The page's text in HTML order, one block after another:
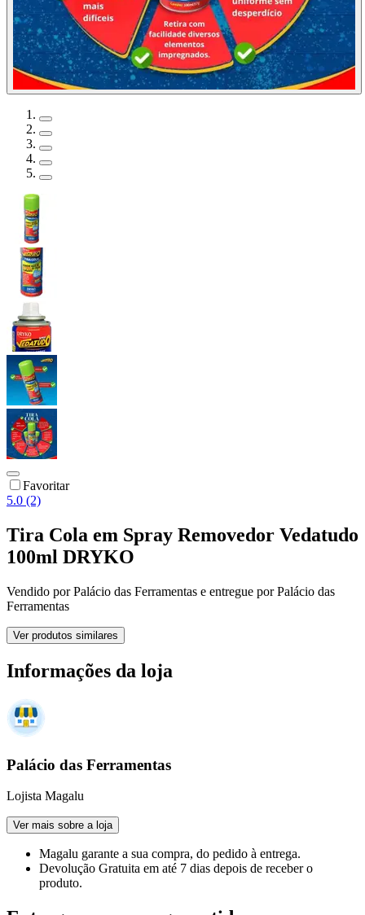
Favoritar
5.0 (2)
Tira Cola em Spray Removedor Vedatudo
100ml DRYKO
Vendido porPalácio das Ferramentas e entregue por Palácio das
Ferramentas
Ver produtos similares
Informações da loja
Palácio das Ferramentas
Lojista Magalu
Ver mais sobre a loja
Magalu garante a sua compra, do pedido à entrega.
Devolução Gratuita em até 7 dias depois de receber o
produto.